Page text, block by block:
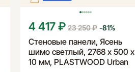
Стеновые панели, Ясень
шимо светлый, 2768 х 500 х
10 мм, PLASTWOOD Urban
4 417 ₽ 23 250 ₽ -81%